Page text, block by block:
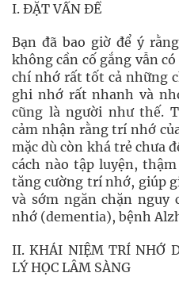
I. ĐẶT VẤN ĐỀ
Bạn đã bao giờ để ý
không cần cố gắng vẫn
chí nhớ rất tốt cả những
ghi nhớ rất nhanh và
cũng là người như thế.
cảm nhận rằng trí nhớ
mặc dù còn khá trẻ chưa
cách nào tập luyện,
tăng cường trí nhớ, giúp
và sớm ngăn chặn nguy
nhớ (dementia), bệnh
II. KHÁI NIỆM TRÍ NHỚ
LÝ HỌC LÂM SÀNG